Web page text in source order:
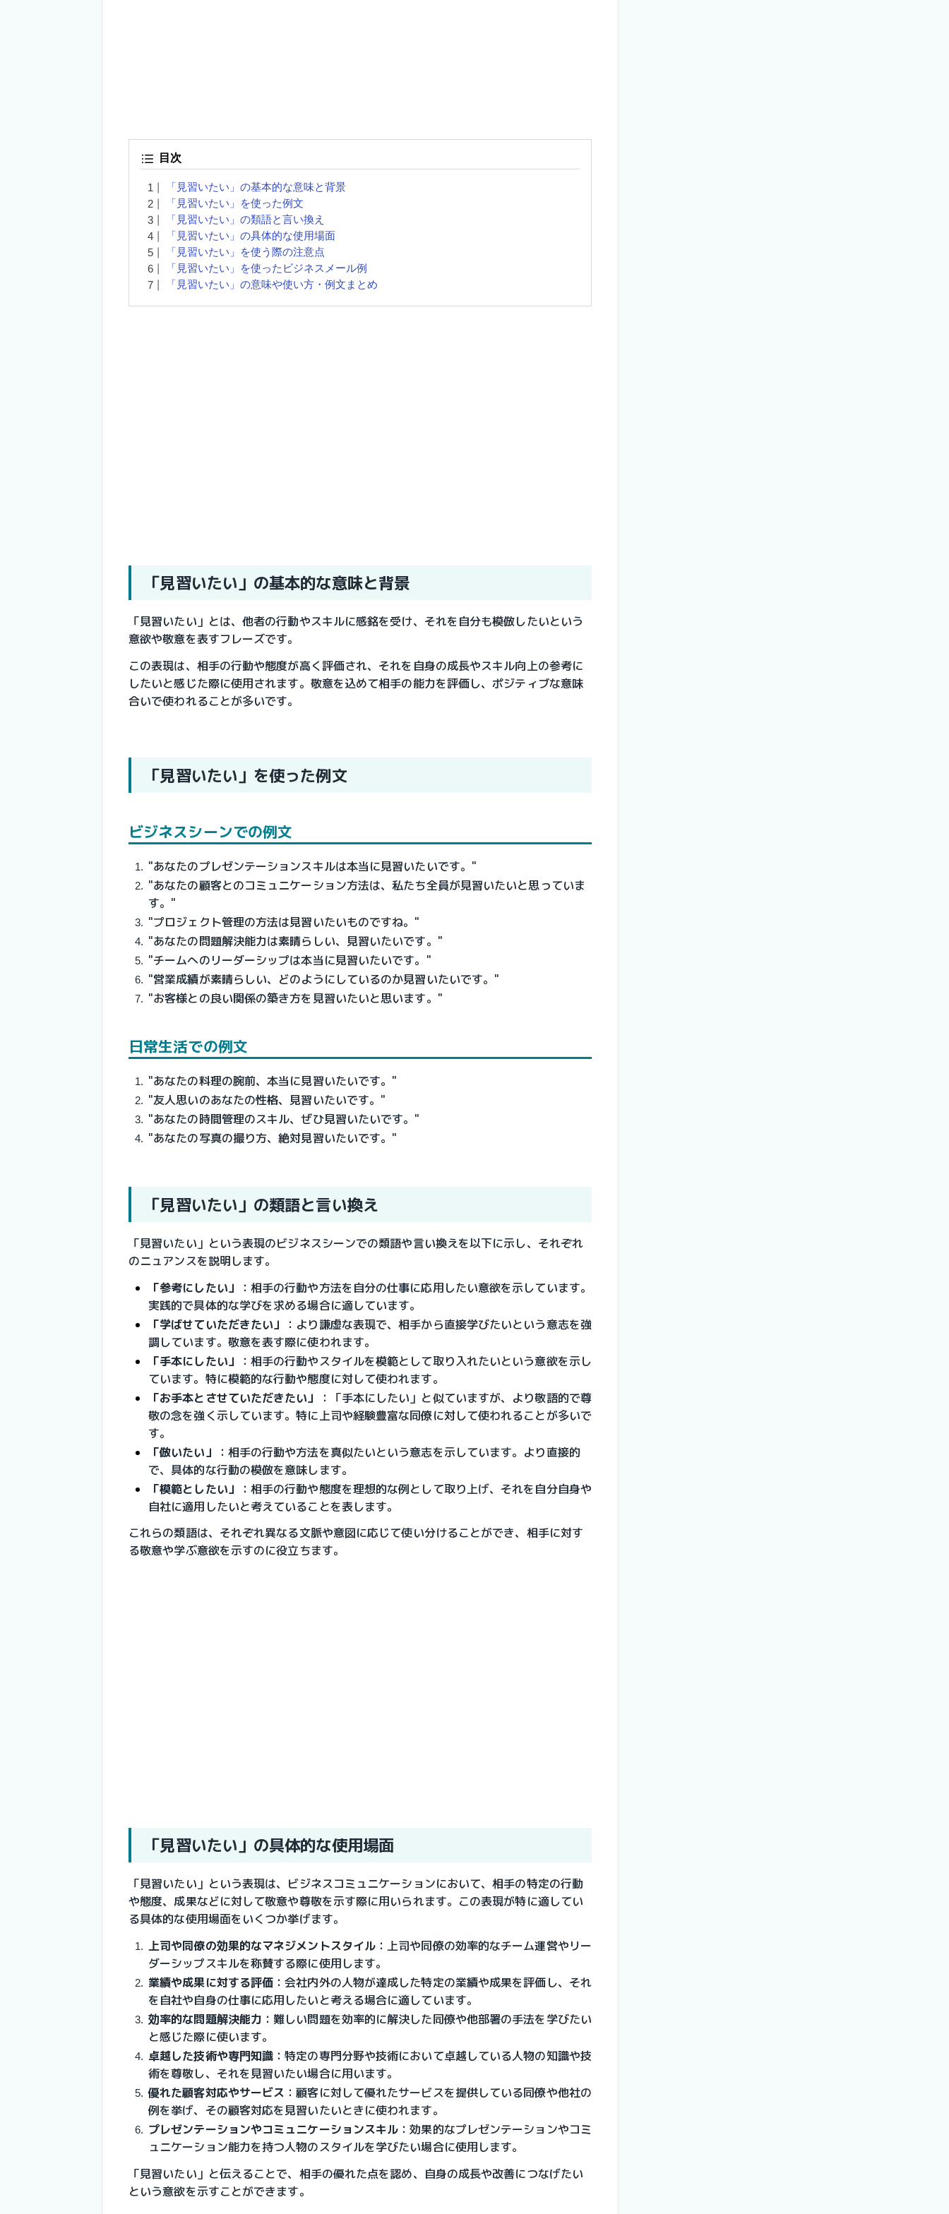
目次
「見習いたい」の基本的な意味と背景
「見習いたい」を使った例文
「見習いたい」の類語と言い換え
「見習いたい」の具体的な使用場面
「見習いたい」を使う際の注意点
「見習いたい」を使ったビジネスメール例
「見習いたい」の意味や使い方・例文まとめ
「見習いたい」の基本的な意味と背景
「見習いたい」とは、他者の行動やスキルに感銘を受け、それを自分も模倣したいという
意欲や敬意を表すフレーズです。
この表現は、相手の行動や態度が高く評価され、それを自身の成長やスキル向上の参考に
したいと感じた際に使用されます。敬意を込めて相手の能力を評価し、ポジティブな意味
合いで使われることが多いです。
「見習いたい」を使った例文
ビジネスシーンでの例文
"あなたのプレゼンテーションスキルは本当に見習いたいです。"
"あなたの顧客とのコミュニケーション方法は、私たち全員が見習いたいと思っていま
す。"
"プロジェクト管理の方法は見習いたいものですね。"
"あなたの問題解決能力は素晴らしい、見習いたいです。"
"チームへのリーダーシップは本当に見習いたいです。"
"営業成績が素晴らしい、どのようにしているのか見習いたいです。"
"お客様との良い関係の築き方を見習いたいと思います。"
日常生活での例文
"あなたの料理の腕前、本当に見習いたいです。"
"友人思いのあなたの性格、見習いたいです。"
"あなたの時間管理のスキル、ぜひ見習いたいです。"
"あなたの写真の撮り方、絶対見習いたいです。"
「見習いたい」の類語と言い換え
「見習いたい」という表現のビジネスシーンでの類語や言い換えを以下に示し、それぞれ
のニュアンスを説明します。
「参考にしたい」
： 相手の行動や方法を自分の仕事に応用したい意欲を示しています。
実践的で具体的な学びを求める場合に適しています。
「学ばせていただきたい」
： より謙虚な表現で、相手から直接学びたいという意志を強
調しています。敬意を表す際に使われます。
「手本にしたい」
： 相手の行動やスタイルを模範として取り入れたいという意欲を示し
ています。特に模範的な行動や態度に対して使われます。
「お手本とさせていただきたい」
：
「手本にしたい」と似ていますが、より敬語的で尊
敬の念を強く示しています。特に上司や経験豊富な同僚に対して使われることが多いで
す。
「倣いたい」
： 相手の行動や方法を真似たいという意志を示しています。より直接的
で、具体的な行動の模倣を意味します。
「模範としたい」
： 相手の行動や態度を理想的な例として取り上げ、それを自分自身や
自社に適用したいと考えていることを表します。
これらの類語は、それぞれ異なる文脈や意図に応じて使い分けることができ、相手に対す
る敬意や学ぶ意欲を示すのに役立ちます。
「見習いたい」の具体的な使用場面
「見習いたい」という表現は、ビジネスコミュニケーションにおいて、相手の特定の行動
や態度、成果などに対して敬意や尊敬を示す際に用いられます。この表現が特に適してい
る具体的な使用場面をいくつか挙げます。
上司や同僚の効果的なマネジメントスタイル ： 上司や同僚の効率的なチーム運営やリー
ダーシップスキルを称賛する際に使用します。
業績や成果に対する評価 ：会社内外の人物が達成した特定の業績や成果を評価し、それ
を自社や自身の仕事に応用したいと考える場合に適しています。
効率的な問題解決能力 ： 難しい問題を効率的に解決した同僚や他部署の手法を学びたい
と感じた際に使います。
卓越した技術や専門知識 ：特定の専門分野や技術において卓越している人物の知識や技
術を尊敬し、それを見習いたい場合に用います。
優れた顧客対応やサービス ：顧客に対して優れたサービスを提供している同僚や他社の
例を挙げ、その顧客対応を見習いたいときに使われます。
プレゼンテーションやコミュニケーションスキル ：効果的なプレゼンテーションやコミ
ュニケーション能力を持つ人物のスタイルを学びたい場合に使用します。
「見習いたい」と伝えることで、相手の優れた点を認め、自身の成長や改善につなげたい
という意欲を示すことができます。